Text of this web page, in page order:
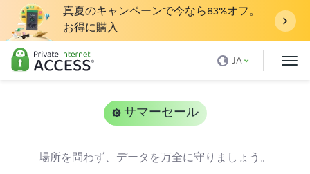
真夏のキャンペーンで今なら83%オフ。
お得に購入
JA
VPNとは
VPNのダウンロード
サマーセール
場所を問わず、データを万全に守りましょう。